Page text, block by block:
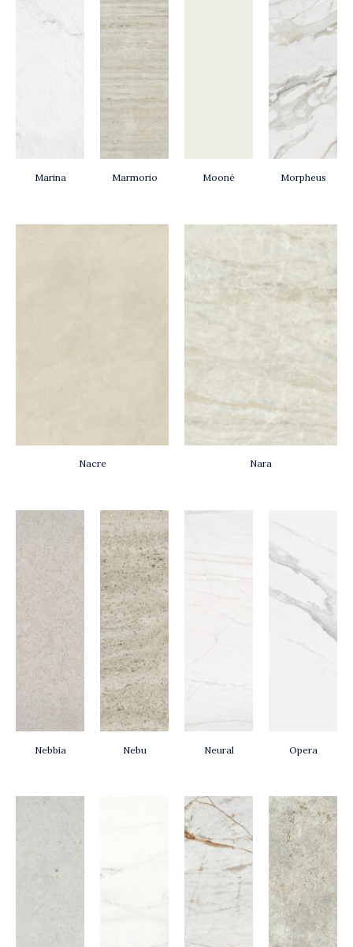
Marina Marmorio Mooné Morpheus
Nacre Nara
Nebbia Nebu Neural Opera